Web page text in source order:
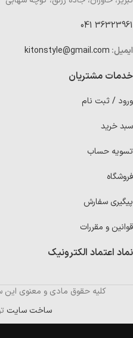
36323961 041
ایمیل: kitonstyle@gmail.com
خدمات مشتریان
ورود / ثبت نام
سبد خرید
تسویه حساب
فروشگاه
پیگیری سفارش
قوانین و مقررات
نماد اعتماد الکترونیک
کلیه حقوق مادی و معنوی
ساخت سایت